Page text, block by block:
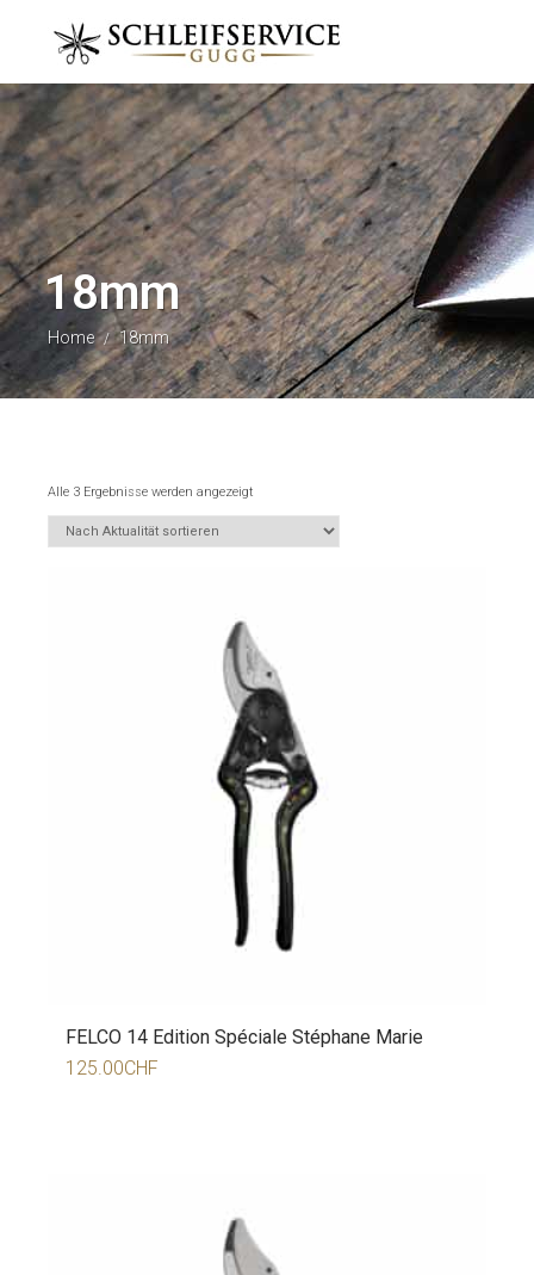
18mm
Home / 18mm
Alle 3 Ergebnisse werden angezeigt
FELCO 14 Edition Spéciale Stéphane Marie
125.00CHF